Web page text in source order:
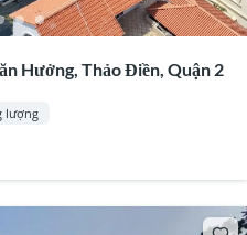
Hưởng, Thảo Điền, Quận 2
lượng